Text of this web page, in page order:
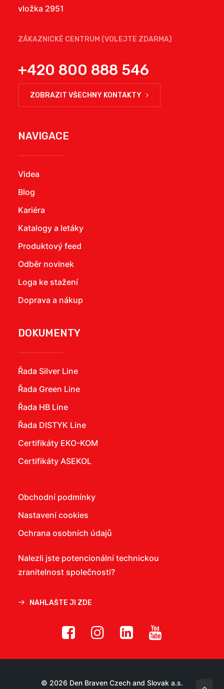
vložka 2951
ZÁKAZNICKÉ CENTRUM (VOLEJTE ZDARMA)
+420 800 888 546
ZOBRAZIT VŠECHNY KONTAKTY
NAVIGACE
Videa
Blog
Kariéra
Katalogy a letáky
Produktový feed
Odběr novinek
Loga ke stažení
Doprava a nákup
DOKUMENTY
Řada Silver Line
Řada Green Line
Řada HB Line
Řada DISTYK Line
Certifikáty EKO-KOM
Certifikáty ASEKOL
Obchodní podmínky
Nastavení cookies
Ochrana osobních údajů
Nalezli jste potencionální technickou
zranitelnost společnosti?
NAHLAŠTE JI ZDE
© 2026 Den Braven Czech and Slovak a.s.